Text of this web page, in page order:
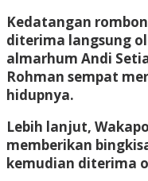
Kedatangan
diterima langsung
almarhum Andi
Rohman sempat
hidupnya.
Lebih lanjut,
memberikan
kemudian diterima